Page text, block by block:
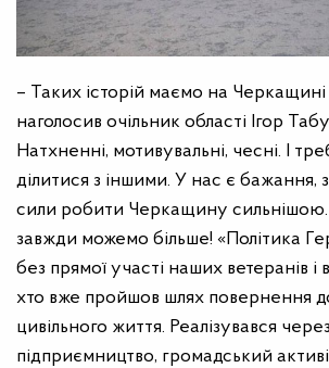
– Таких історій маємо на
наголосив очільник області Ігор
Натхненні, мотивувальні, чесні. І
ділитися з іншими. У нас є бажання,
сили робити Черкащину
завжди можемо більше! «Політика
без прямої участі наших ветеранів і
хто вже пройшов шлях повернення
цивільного життя. Реалізувався
підприємництво, громадський